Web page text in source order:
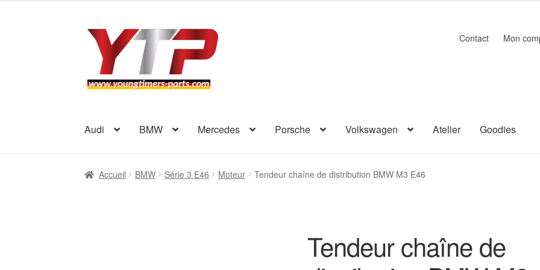
Aller
navigation
Aller
contenu
Contact Mon
Audi BMW Mercedes Porsche Volkswagen Atelier Goodies
Accueil BMW Série 3 E46 Moteur Tendeur chaîne de distribution BMW M3 E46
Tendeur chaîne de